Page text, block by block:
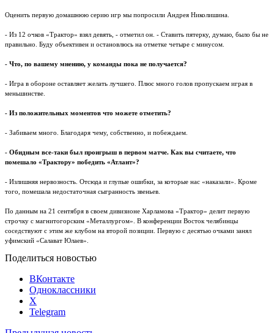
Оценить первую домашнюю серию игр мы попросили Андрея Николишина.
- Из 12 очков «Трактор» взял девять, - отметил он. - Ставить пятерку, думаю, было бы не
правильно. Буду объективен и остановлюсь на отметке четыре с минусом.
- Что, по вашему мнению, у команды пока не получается?
- Игра в обороне оставляет желать лучшего. Плюс много голов пропускаем играя в
меньшинстве.
- Из положительных моментов что можете отметить?
- Забиваем много. Благодаря чему, собственно, и побеждаем.
- Обидным все-таки был проигрыш в первом матче. Как вы считаете, что
помешало «Трактору» победить «Атлант»?
- Излишняя нервозность. Отсюда и глупые ошибки, за которые нас «наказали». Кроме
того, помешала недостаточная сыгранность звеньев.
По данным на 21 сентября в своем дивизионе Харламова «Трактор» делит первую
строчку с магнитогорским «Металлургом». В конференции Восток челябинцы
соседствуют с этим же клубом на второй позиции. Первую с десятью очками занял
уфимский «Салават Юлаев».
Поделиться новостью
ВКонтакте
Одноклассники
X
Telegram